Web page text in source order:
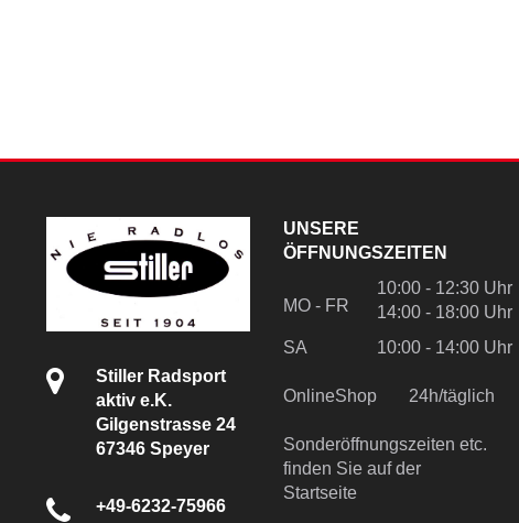
Stiller Radsport
aktiv e.K.
Gilgenstrasse 24
67346 Speyer
+49-6232-75966
UNSERE
ÖFFNUNGSZEITEN
MO - FR
10:00 - 12:30 Uhr
14:00 - 18:00 Uhr
SA
10:00 - 14:00 Uhr
OnlineShop 24h/täglich
Sonderöffnungszeiten etc.
finden Sie auf der
Startseite